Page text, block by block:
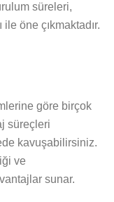
süreleri,
öne çıkmaktadır.
göre birçok
süreçleri
kavuşabilirsiniz.
ve
sunar.